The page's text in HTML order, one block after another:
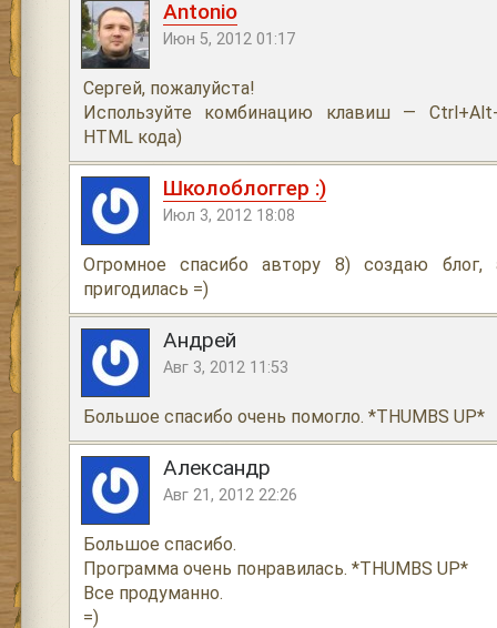
Antonio
Июн 5, 2012 01:17
Сергей, пожалуйста!
Используйте комбинацию клавиш —
HTML кода)
Школоблоггер :)
Июл 3, 2012 18:08
Огромное спасибо автору 8) создаю блог,
пригодилась =)
Андрей
Авг 3, 2012 11:53
Большое спасибо очень помогло. *THUMBS UP*
Александр
Авг 21, 2012 22:26
Большое спасибо.
Программа очень понравилась. *THUMBS UP*
Все продуманно.
=)